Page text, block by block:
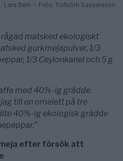
Lars Bern – Foto: Torbjörn Sassersson
rågad matsked ekologiskt
gurkmejapulver, 1/3
1/3 Ceylonkanel och 5 g
med 40%-ig grädde.
till en omelett på tre
40%-ig ekologisk grädde
efter försök att